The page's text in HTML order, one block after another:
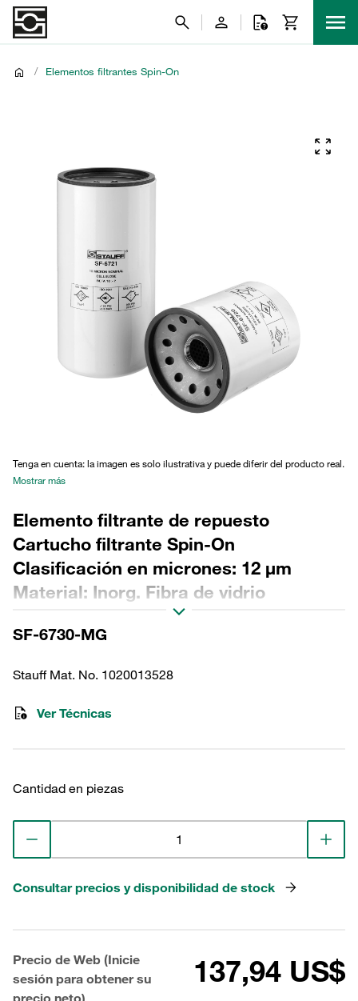
/ Elementos filtrantes Spin-On
Tenga en cuenta: la imagen es solo ilustrativa y puede diferir del producto real.
Mostrar más
Elemento filtrante de repuesto
Cartucho filtrante Spin-On
Clasificación en micrones: 12 µm
Material: Inorg. Fibra de vidrio
Diámetro exterior (mm): 128 Sellado:
NBR, relación β >200
SF-6730-MG
Stauff Mat. No. 1020013528
Ver Técnicas
Cantidad en piezas
Consultar precios y disponibilidad de stock
Precio de Web (Inicie
sesión para obtener su
precio neto)
137,94 US$